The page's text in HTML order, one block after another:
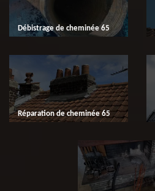
Débistrage de cheminée 65
Réparation de cheminée 65